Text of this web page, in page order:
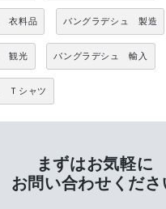
衣料品 バングラデシュ 製造
観光 バングラデシュ 輸入
Ｔシャツ
まずはお気軽に
お問い合わせくださ